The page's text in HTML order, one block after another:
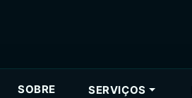
SOBRE SERVIÇOS